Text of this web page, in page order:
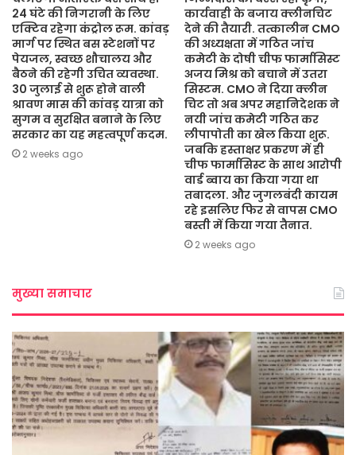
24 घंटे की निगरानी के लिए
एक्टिव रहेगा कंट्रोल रूम. कांवड़
मार्ग पर स्थित बस स्टेशनों पर
पेयजल, स्वच्छ शौचालय और
बैठने की रहेगी उचित व्यवस्था.
30 जुलाई से शुरू होने वाली
श्रावण मास की कांवड़ यात्रा को
सुगम व सुरक्षित बनाने के लिए
सरकार का यह महत्वपूर्ण कदम.
2 weeks ago
कार्यवाही के बजाय क्लीनचिट
देने की तैयारी. तत्कालीन CMO
की अध्यक्षता में गठित जांच
कमेटी के दोषी चीफ फार्मासिस्ट
अजय मिश्र को बचाने में उतरा
सिस्टम. CMO ने दिया क्लीन
चिट तो अब अपर महानिदेशक ने
नयी जांच कमेटी गठित कर
लीपापोती का खेल किया शुरू.
जबकि हस्ताक्षर प्रकरण में ही
चीफ फार्मासिस्ट के साथ आरोपी
वार्ड ब्वाय का किया गया था
तबादला. और जुगलबंदी कायम
रहे इसलिए फिर से वापस CMO
बस्ती में किया गया तैनात.
2 weeks ago
मुख्या समाचार